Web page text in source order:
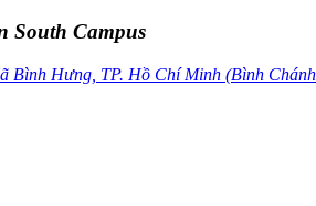
South Campus
Bình Hưng, TP. Hồ Chí Minh (Bình Chánh